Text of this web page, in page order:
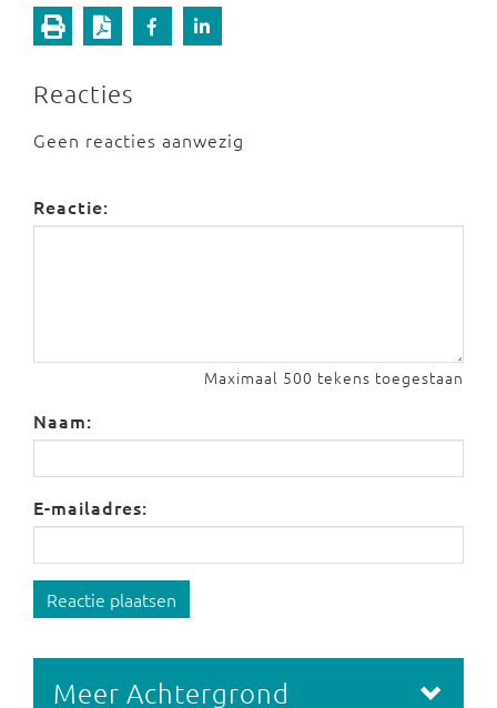
Reacties
Geen reacties aanwezig
Reactie:
Maximaal 500 tekens toegestaan
Naam:
E-mailadres:
Reactie plaatsen
Meer Achtergrond